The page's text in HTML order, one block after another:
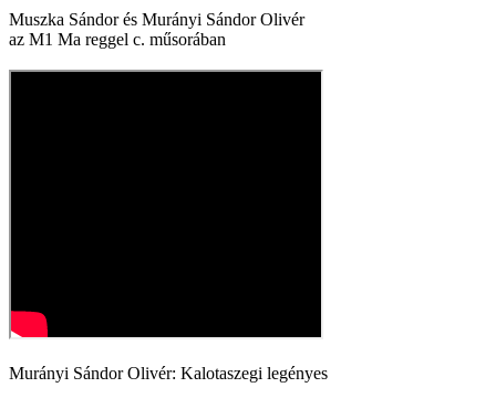
Muszka Sándor és Murányi Sándor Olivér
az M1 Ma reggel c. műsorában
Murányi Sándor Olivér: Kalotaszegi legényes